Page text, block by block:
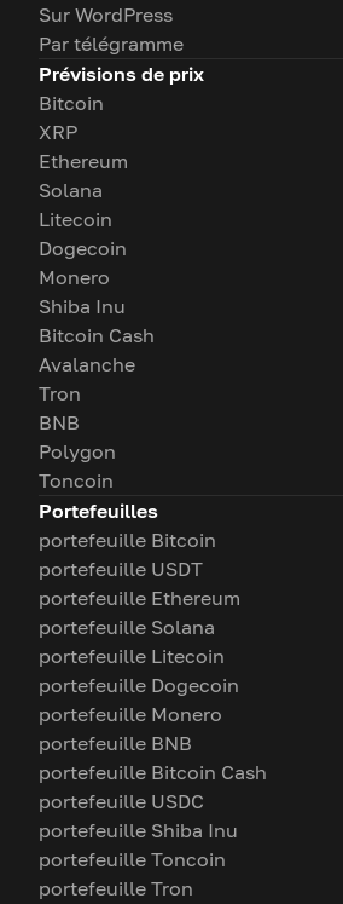
Sur WordPress
Par télégramme
Prévisions de prix
Bitcoin
XRP
Ethereum
Solana
Litecoin
Dogecoin
Monero
Shiba Inu
Bitcoin Cash
Avalanche
Tron
BNB
Polygon
Toncoin
Portefeuilles
portefeuille Bitcoin
portefeuille USDT
portefeuille Ethereum
portefeuille Solana
portefeuille Litecoin
portefeuille Dogecoin
portefeuille Monero
portefeuille BNB
portefeuille Bitcoin Cash
portefeuille USDC
portefeuille Shiba Inu
portefeuille Toncoin
portefeuille Tron